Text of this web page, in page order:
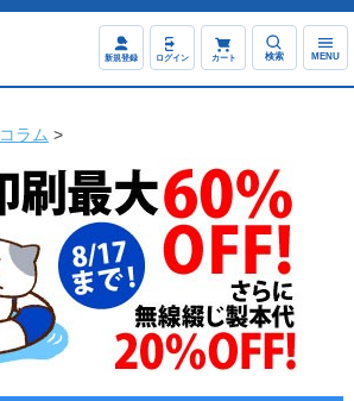
新規登録 ログイン カート 検索 MENU
コラム